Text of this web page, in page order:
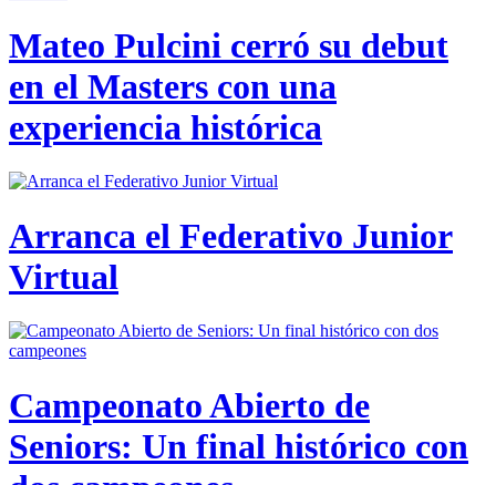
Mateo Pulcini cerró su debut
en el Masters con una
experiencia histórica
Arranca el Federativo Junior
Virtual
Campeonato Abierto de
Seniors: Un final histórico con